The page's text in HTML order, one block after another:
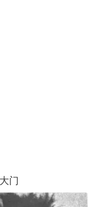
门